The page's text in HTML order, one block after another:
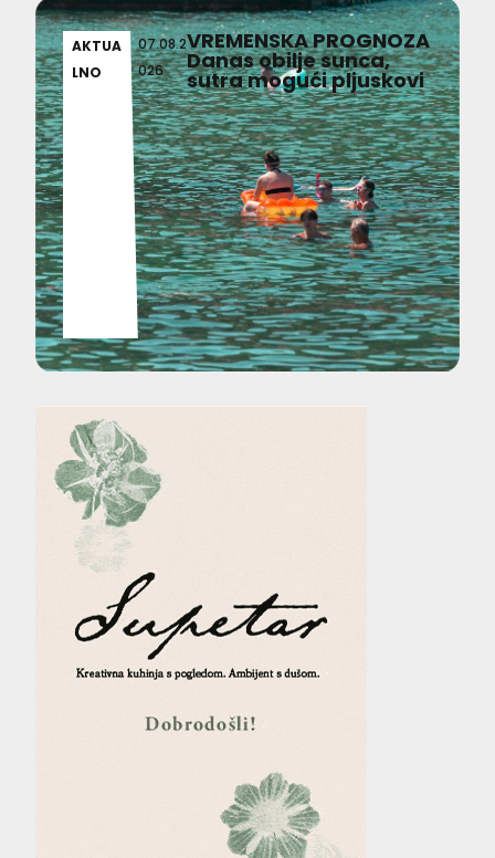
AKTUA
LNO
07.08.2
026
VREMENSKA PROGNOZA
Danas obilje sunca,
sutra mogući pljuskovi